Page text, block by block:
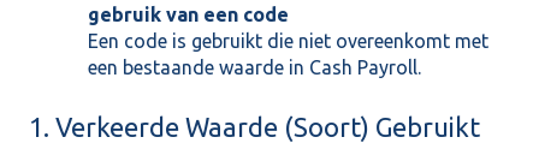
gebruik van een code
Een code is gebruikt die niet overeenkomt met
een bestaande waarde in Cash Payroll.
1. Verkeerde Waarde (Soort) Gebruikt